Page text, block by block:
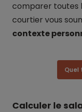
comparer toutes
courtier vous
contexte
Quel
Calculer le